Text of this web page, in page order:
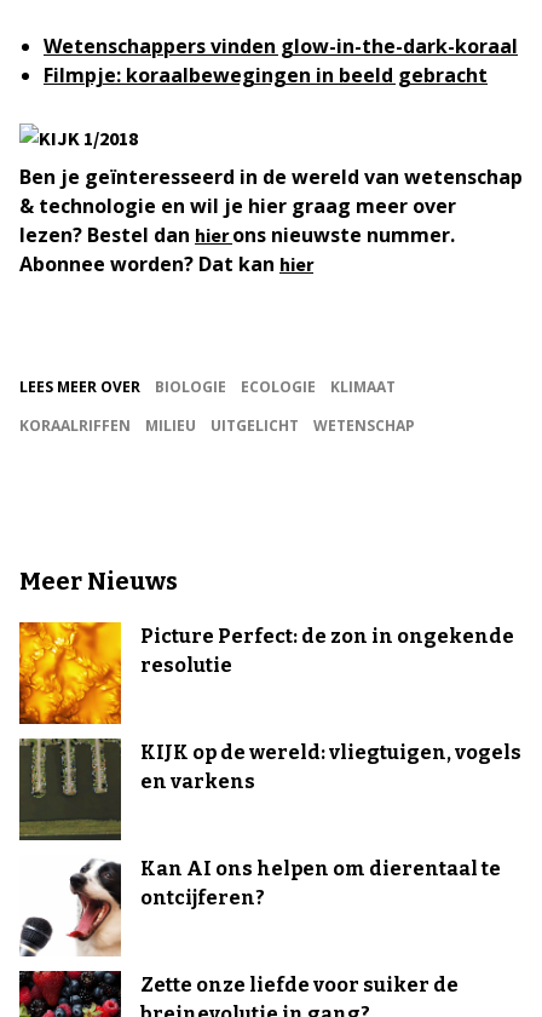
Wetenschappers vinden glow-in-the-dark-koraal
Filmpje: koraalbewegingen in beeld gebracht
Ben je geïnteresseerd in de wereld van wetenschap
& technologie en wil je hier graag meer over
lezen? Bestel dan hierons nieuwste nummer.
Abonnee worden? Dat kan hier
LEES MEER OVER BIOLOGIE ECOLOGIE
KLIMAAT
KORAALRIFFEN
MILIEU UITGELICHT WETENSCHAP
Meer Nieuws
Picture Perfect: de zon in ongekende
resolutie
KIJK op de wereld: vliegtuigen, vogels
en varkens
Kan AI ons helpen om dierentaal te
ontcijferen?
Zette onze liefde voor suiker de